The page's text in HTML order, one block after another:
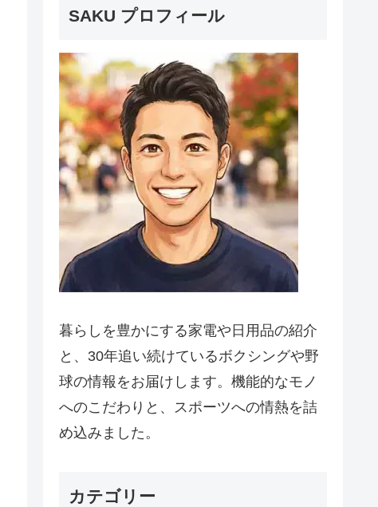
SAKU プロフィール
暮らしを豊かにする家電や日用品の紹介
と、30年追い続けているボクシングや野
球の情報をお届けします。機能的なモノ
へのこだわりと、スポーツへの情熱を詰
め込みました。
カテゴリー